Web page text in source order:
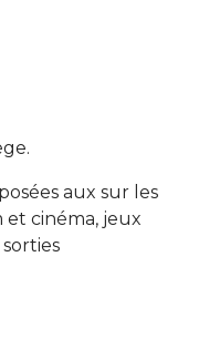
aux sur les
et cinéma, jeux